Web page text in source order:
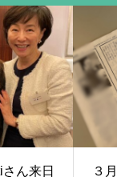
ん来日
３